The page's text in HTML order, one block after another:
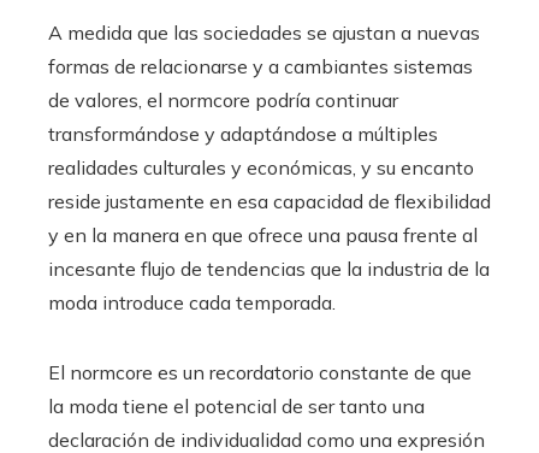
A medida que las sociedades se ajustan a nuevas
formas de relacionarse y a cambiantes sistemas
de valores, el normcore podría continuar
transformándose y adaptándose a múltiples
realidades culturales y económicas, y su encanto
reside justamente en esa capacidad de flexibilidad
y en la manera en que ofrece una pausa frente al
incesante flujo de tendencias que la industria de la
moda introduce cada temporada.
El normcore es un recordatorio constante de que
la moda tiene el potencial de ser tanto una
declaración de individualidad como una expresión